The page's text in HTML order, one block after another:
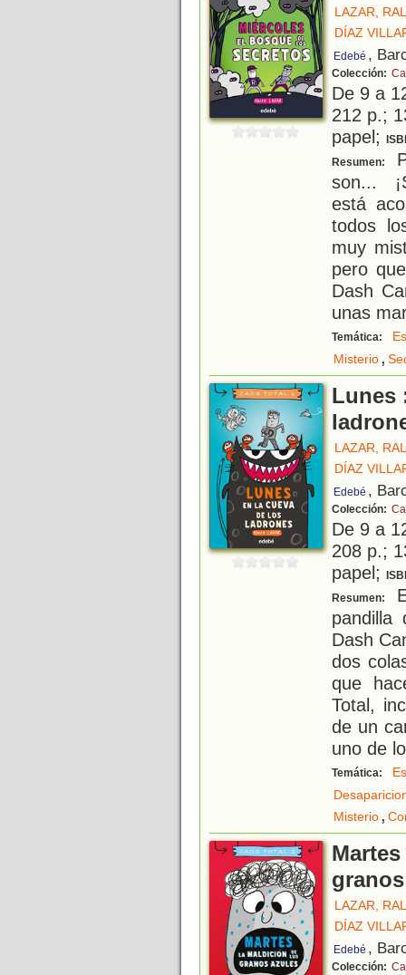
LAZAR,
DÍAZ
Edebé ,
Colección:
De 9 a
212 p.;
papel;
Resumen:
son...
está
todos
muy
pero
Dash
unas
Temática:
Misterio,
Lunes
LAZAR,
DÍAZ
Edebé ,
Colección:
De 9 a
208 p.;
papel;
Resumen:
pandilla
Dash
dos
que
Total,
de un
uno de
Temática:
Misterio,
LAZAR,
DÍAZ
Edebé ,
Colección: